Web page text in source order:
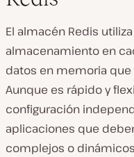
El almacén Redis
almacenamiento en
datos en memoria
Aunque es rápido y
configuración
aplicaciones que
complejos o